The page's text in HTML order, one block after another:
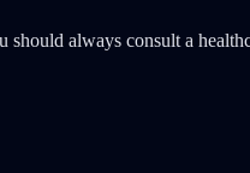
always consult a